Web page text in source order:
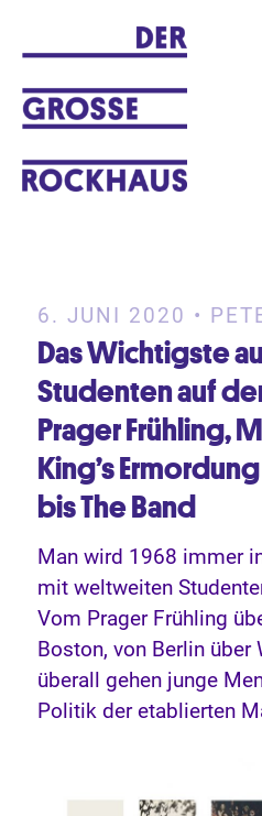
6. JUNI 2020 •
Das Wichtigste
Studenten auf
Prager Frühling,
King’s
bis The Band
Man wird 1968 immer
mit weltweiten
Vom Prager Frühling
Boston, von Berlin über
überall gehen junge
Politik der etablierten